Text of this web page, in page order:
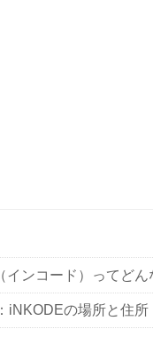
インコード）ってどん
iNKODEの場所と住所